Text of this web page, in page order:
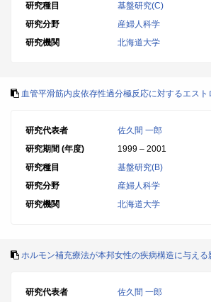
研究種目
基盤研究(C)
研究分野
産婦人科学
研究機関
北海道大学
血管平滑筋内皮依存性過分極反応に対するエス
研究代表者
佐久間 一郎
研究期間 (年度)
1999 – 2001
研究種目
基盤研究(B)
研究分野
産婦人科学
研究機関
北海道大学
ホルモン補充療法が本邦女性の疾病構造に与え
研究代表者
佐久間 一郎